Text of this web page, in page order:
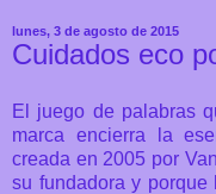
lunes, 3 de agosto de 2015
Cuidados eco
El juego de palabras
marca encierra la
creada en 2005 por
su fundadora y porque